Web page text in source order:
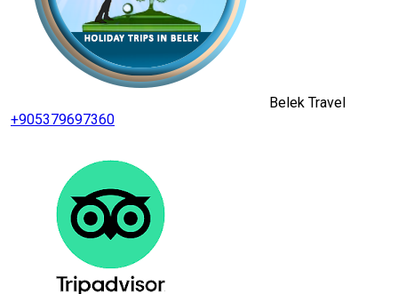
Belek Travel
+905379697360